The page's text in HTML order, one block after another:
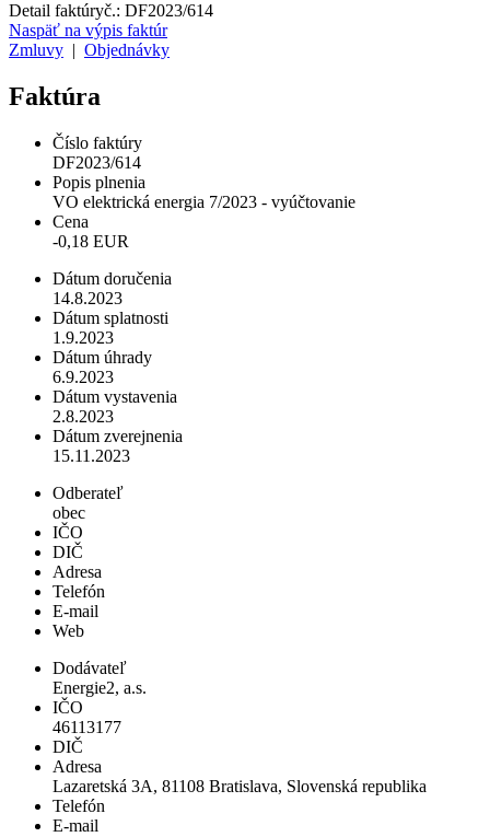
Detail faktúryč.: DF2023/614
Naspäť na výpis faktúr
Zmluvy
Objednávky
Faktúra
Číslo faktúry
DF2023/614
Popis plnenia
VO elektrická energia 7/2023 - vyúčtovanie
Cena
-0,18 EUR
Dátum doručenia
14.8.2023
Dátum splatnosti
1.9.2023
Dátum úhrady
6.9.2023
Dátum vystavenia
2.8.2023
Dátum zverejnenia
15.11.2023
Odberateľ
obec
IČO
DIČ
Adresa
Telefón
E-mail
Web
Dodávateľ
Energie2, a.s.
IČO
46113177
DIČ
Adresa
Lazaretská 3A, 81108 Bratislava, Slovenská republika
Telefón
E-mail